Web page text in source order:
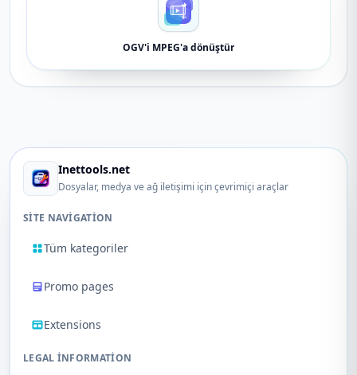
OGV'i MPEG'a dönüştür
Inettools.net
Dosyalar, medya ve ağ iletişimi için çevrimiçi araçlar
SITE NAVIGATION
Tüm kategoriler
Promo pages
Extensions
LEGAL INFORMATION